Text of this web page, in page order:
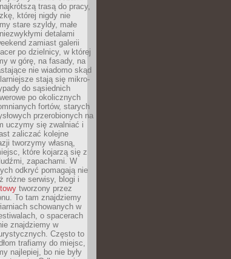
trasą do pracy,
której nigdy nie
stare szyldy, małe
detalami
zamiast galerii
po dzielnicy, w której
w górę, na fasady, na
nie wiadomo skąd
stają się mikro-
do sąsiednich
po okolicznych
fortów, starych
przerobionych na
uczymy się zwalniać i
zaliczać kolejne
tworzymy własną,
które kojarzą się z
zapachami. W
odkryć pomagają nie
różne serwisy, blogi i
tworzony przez
To tam znajdziemy
schowanych w
o spacerach
znajdziemy w
Często to
trafiamy do miejsc,
najlepiej, bo nie były